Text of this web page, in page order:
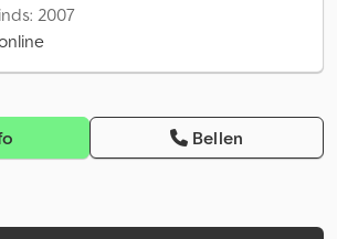
2007
Bellen